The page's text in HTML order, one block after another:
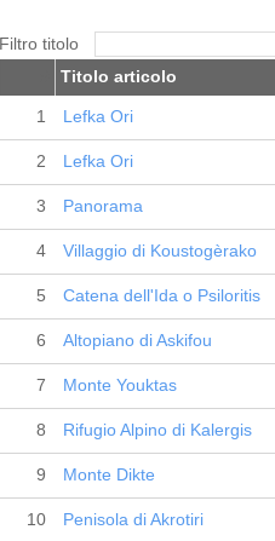
Filtro titolo
Titolo articolo
1 Lefka Ori
2 Lefka Ori
3 Panorama
4 Villaggio di Koustogèrako
5 Catena dell'Ida o Psiloritis
6 Altopiano di Askifou
7 Monte Youktas
8 Rifugio Alpino di Kalergis
9 Monte Dikte
10 Penisola di Akrotiri